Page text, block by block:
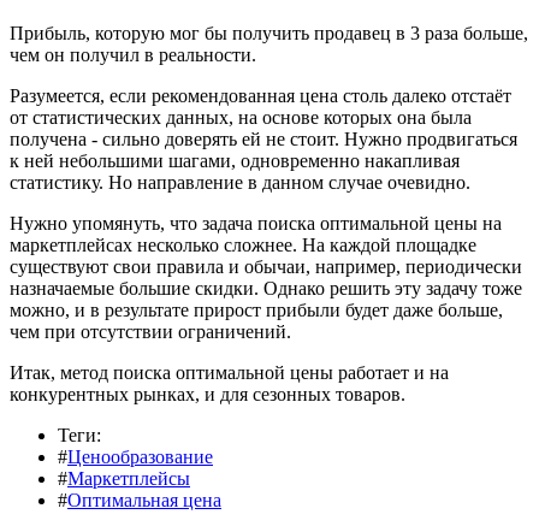
Прибыль, которую мог бы получить продавец в 3 раза больше,
чем он получил в реальности.
Разумеется, если рекомендованная цена столь далеко отстаёт
от статистических данных, на основе которых она была
получена - сильно доверять ей не стоит. Нужно продвигаться
к ней небольшими шагами, одновременно накапливая
статистику. Но направление в данном случае очевидно.
Нужно упомянуть, что задача поиска оптимальной цены на
маркетплейсах несколько сложнее. На каждой площадке
существуют свои правила и обычаи, например, периодически
назначаемые большие скидки. Однако решить эту задачу тоже
можно, и в результате прирост прибыли будет даже больше,
чем при отсутствии ограничений.
Итак, метод поиска оптимальной цены работает и на
конкурентных рынках, и для сезонных товаров.
Теги:
#Ценообразование
#Маркетплейсы
#Оптимальная цена